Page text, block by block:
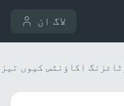
لاگ ان